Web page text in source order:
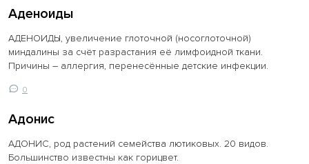
Аденоиды
АДЕНОИДЫ, увеличение глоточной (носоглоточной)
миндалины за счёт разрастания её лимфоидной ткани.
Причины – аллергия, перенесённые детские инфекции.
0
Адонис
АДОНИС, род растений семейства лютиковых. 20 видов.
Большинство известны как горицвет.